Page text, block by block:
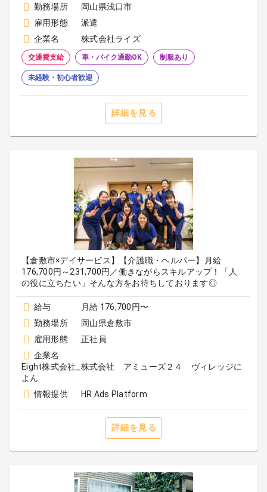
勤務場所
岡山県浅口市
雇用形態
派遣
企業名
株式会社ライズ
交通費支給 車・バイク通勤OK 制服あり
未経験・初心者歓迎
詳細を見る
【倉敷市×デイサービス】【介護職・ヘルパー】月給
176,700円～231,700円／働きながらスキルアップ！「人
の役に立ちたい」そんな方をお待ちしております◎
給与
月給 176,700円〜
勤務場所
岡山県倉敷市
雇用形態
正社員
企業名
Eight株式会社_株式会社 アミューズ２４ ヴィレッジに
よん
情報提供
HR Ads Platform
詳細を見る